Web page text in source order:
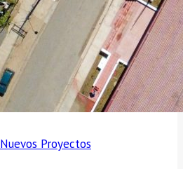
Nuevos Proyectos